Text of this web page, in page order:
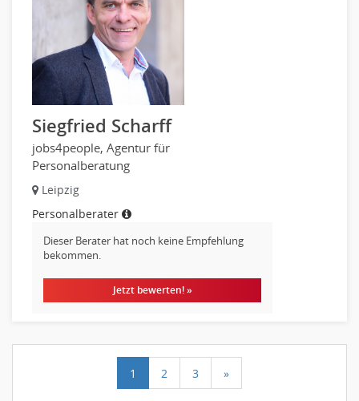
Siegfried Scharff
jobs4people, Agentur für
Personalberatung
Leipzig
Personalberater
Dieser Berater hat noch keine Empfehlung
bekommen.
Jetzt bewerten! »
1 2 3 »